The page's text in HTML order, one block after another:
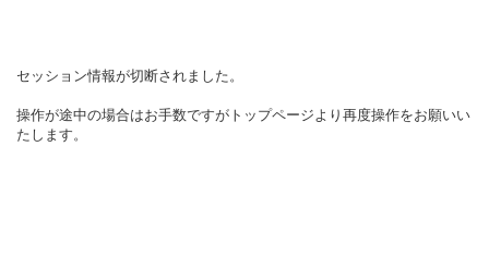
セッション情報が切断されました。
操作が途中の場合はお手数ですがトップページより再度操作をお願いい
たします。